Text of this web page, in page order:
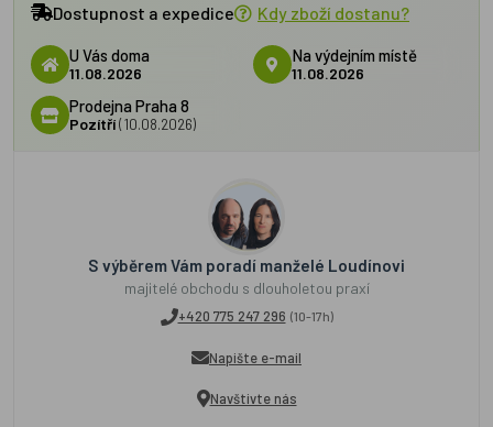
Dostupnost a expedice Kdy zboží dostanu?
U Vás doma
11.08.2026
Na výdejním místě
11.08.2026
Prodejna Praha 8
Pozítří(10.08.2026)
S výběrem Vám poradí manželé Loudínovi
majitelé obchodu s dlouholetou praxí
+420 775 247 296 (10-17h)
Napište e-mail
Navštivte nás